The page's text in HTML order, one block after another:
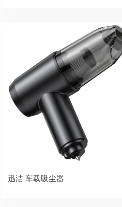
迅洁 车载吸尘器